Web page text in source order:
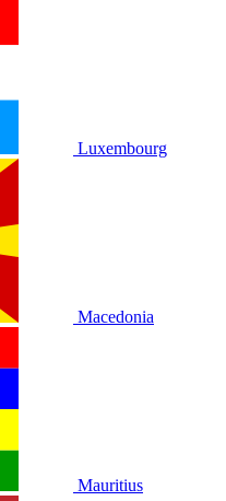
Luxembourg
Macedonia
Mauritius